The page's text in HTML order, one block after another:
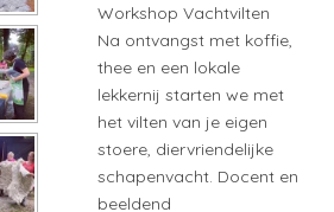
Workshop Vachtvilten
Na ontvangst met koffie,
thee en een lokale
lekkernij starten we met
het vilten van je eigen
stoere, diervriendelijke
schapenvacht. Docent en
beeldend